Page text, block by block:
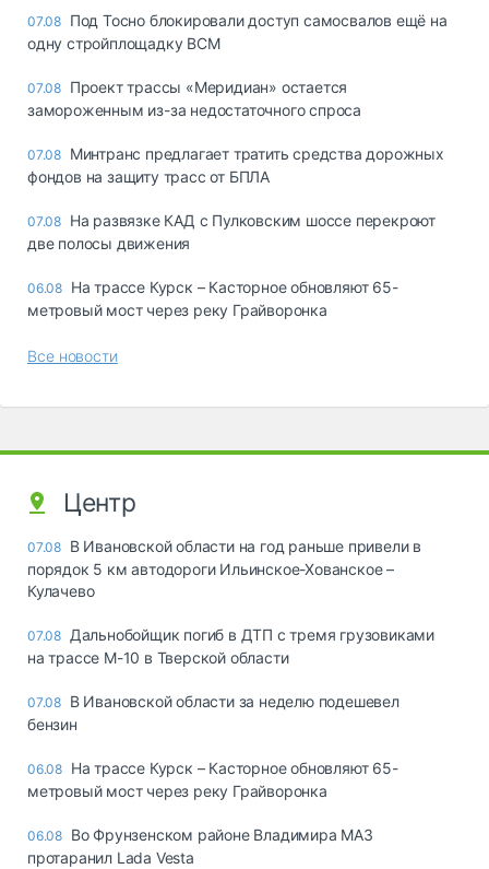
07.08 Под Тосно блокировали доступ самосвалов ещё на
одну стройплощадку ВСМ
07.08 Проект трассы «Меридиан» остается
замороженным из-за недостаточного спроса
07.08 Минтранс предлагает тратить средства дорожных
фондов на защиту трасс от БПЛА
07.08 На развязке КАД с Пулковским шоссе перекроют
две полосы движения
06.08 На трассе Курск – Касторное обновляют 65-
метровый мост через реку Грайворонка
Все новости
Центр
07.08 В Ивановской области на год раньше привели в
порядок 5 км автодороги Ильинское-Хованское –
Кулачево
07.08 Дальнобойщик погиб в ДТП с тремя грузовиками
на трассе М-10 в Тверской области
07.08 В Ивановской области за неделю подешевел
бензин
06.08 На трассе Курск – Касторное обновляют 65-
метровый мост через реку Грайворонка
06.08 Во Фрунзенском районе Владимира МАЗ
протаранил Lada Vesta